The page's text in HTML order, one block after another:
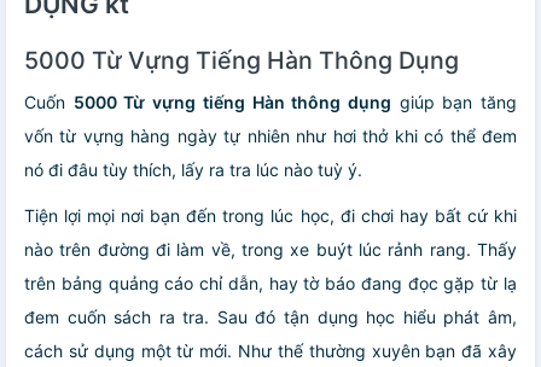
5000 Từ Vựng Tiếng Hàn Thông Dụng
Cuốn 5000 Từ vựng tiếng Hàn thông dụng giúp bạn tăng
vốn từ vựng hàng ngày tự nhiên như hơi thở khi có thể đem
nó đi đâu tùy thích, lấy ra tra lúc nào tuỳ ý.
Tiện lợi mọi nơi bạn đến trong lúc học, đi chơi hay bất cứ khi
nào trên đường đi làm về, trong xe buýt lúc rảnh rang. Thấy
trên bảng quảng cáo chỉ dẫn, hay tờ báo đang đọc gặp từ lạ
đem cuốn sách ra tra. Sau đó tận dụng học hiểu phát âm,
cách sử dụng một từ mới. Như thế thường xuyên bạn đã xây